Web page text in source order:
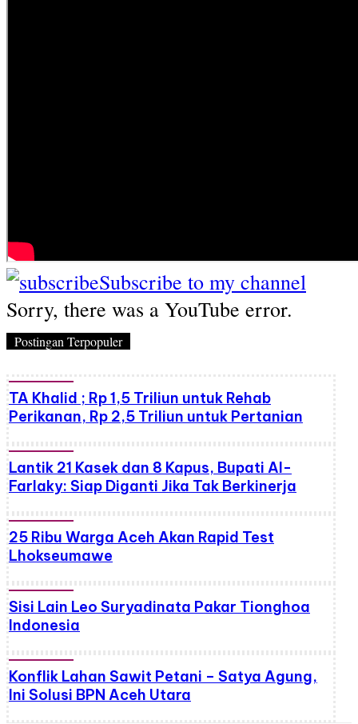
Subscribe to my channel
Sorry, there was a YouTube error.
Postingan Terpopuler
TA Khalid ; Rp 1,5 Triliun untuk Rehab
Perikanan, Rp 2,5 Triliun untuk Pertanian
Lantik 21 Kasek dan 8 Kapus, Bupati Al-
Farlaky: Siap Diganti Jika Tak Berkinerja
25 Ribu Warga Aceh Akan Rapid Test
Lhokseumawe
Sisi Lain Leo Suryadinata Pakar Tionghoa
Indonesia
Konflik Lahan Sawit Petani – Satya Agung,
Ini Solusi BPN Aceh Utara